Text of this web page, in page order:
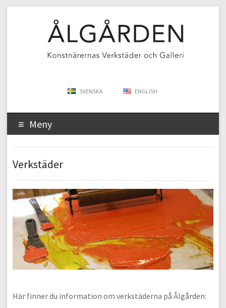
SVENSKA ENGLISH
Meny
Verkstäder
Här finner du information om verkstäderna på Ålgården: